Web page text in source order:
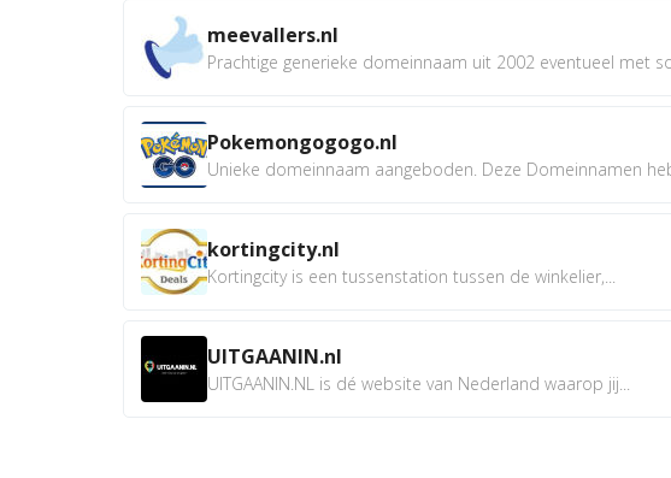
meevallers.nl
Prachtige generieke domeinnaam uit 2002 eventueel met
Pokemongogogo.nl
Unieke domeinnaam aangeboden. Deze Domeinnamen
kortingcity.nl
Kortingcity is een tussenstation tussen de winkelier,...
UITGAANIN.nl
UITGAANIN.NL is dé website van Nederland waarop jij...